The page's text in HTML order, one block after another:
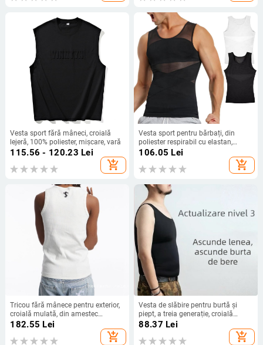
Vesta sport fără mâneci, croială
lejeră, 100% poliester, mișcare, vară
115.56 - 120.23 Lei
add_shopping_cart
Vesta sport pentru bărbați, din
poliester respirabil cu elastan,
croială strânsă, design perforat
106.05 Lei
add_shopping_cart
Tricou fără mânece pentru exterior,
croială mulată, din amestec
poliester solid, cu topstitch și
182.55 Lei
add_shopping_cart
Vesta de slăbire pentru burtă și
piept, a treia generație, croială
strânsă, vestă sport (Material:
Nailon; Conținut: 80%; Model: Uni;
Grosime: Subțire)
88.37 Lei
add_shopping_cart